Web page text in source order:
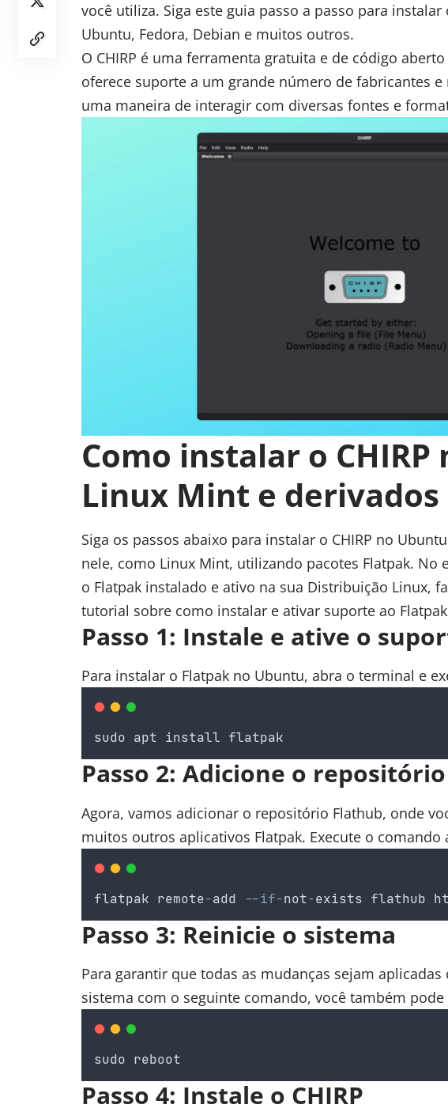
você utiliza. Siga este guia passo a passo para instalar
Ubuntu, Fedora, Debian e muitos outros.
O CHIRP é uma ferramenta gratuita e de código
oferece suporte a um grande número de fabricantes
uma maneira de interagir com diversas fontes e
Como instalar o
Linux Mint e
Siga os passos abaixo para instalar o CHIRP no
nele, como Linux Mint, utilizando pacotes Flatpak. No
o Flatpak instalado e ativo na sua Distribuição Linux,
tutorial sobre como instalar e ativar suporte ao Flatpak
Passo 1: Instale e ative o
Para instalar o Flatpak no Ubuntu, abra o terminal e
sudo apt install flatpak
Passo 2: Adicione o
Agora, vamos adicionar o repositório Flathub, onde
muitos outros aplicativos Flatpak. Execute o comando
flatpak remote-add --if-not-exists flathub
Passo 3: Reinicie o sistema
Para garantir que todas as mudanças sejam
sistema com o seguinte comando, você também
sudo reboot
Passo 4: Instale o CHIRP